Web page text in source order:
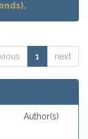
1 next
Author(s)